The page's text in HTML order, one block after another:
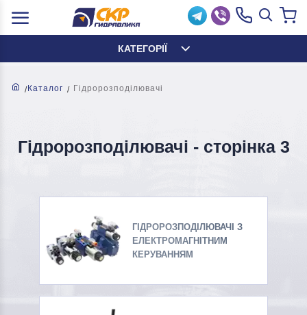
КАТЕГОРІЇ
Каталог Гідророзподілювачі
Гідророзподілювачі - cторінка 3
ГІДРОРОЗПОДІЛЮВАЧІ З
ЕЛЕКТРОМАГНІТНИМ
КЕРУВАННЯМ